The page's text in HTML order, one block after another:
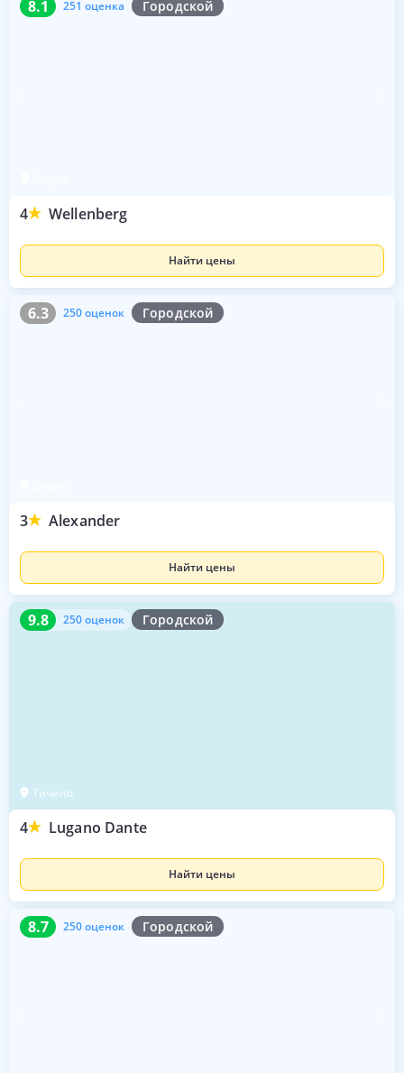
8.1 251 оценка Городской
4 Wellenberg
Найти цены
6.3 250 оценок Городской
3 Alexander
6.3 250 оценок
Найти цены
9.8 250 оценок Городской
Тичино
4 Lugano Dante
9.8 250 оценок
Найти цены
8.7 250 оценок Городской
8.7 250 оценок